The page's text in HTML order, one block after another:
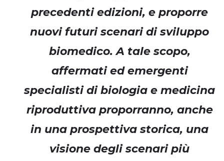
precedenti edizioni, e proporre
nuovi futuri scenari di sviluppo
biomedico. A tale scopo,
affermati ed emergenti
specialisti di biologia e medicina
riproduttiva proporranno, anche
in una prospettiva storica, una
visione degli scenari più